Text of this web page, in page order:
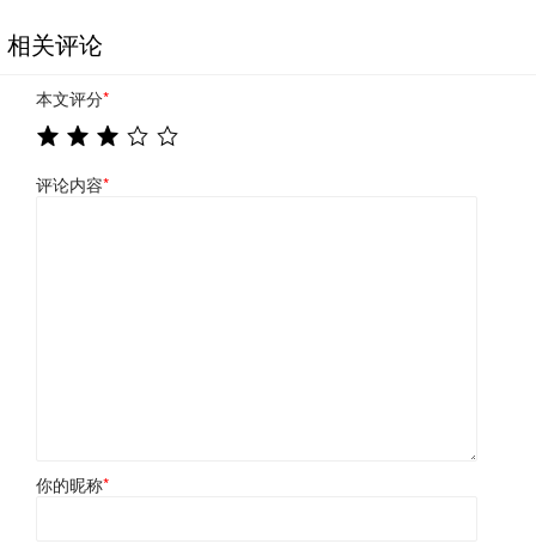
相关评论
本文评分*
评论内容*
你的昵称*